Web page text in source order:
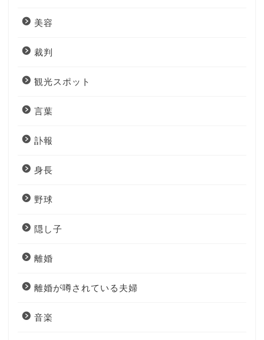
美容
裁判
観光スポット
言葉
訃報
身長
野球
隠し子
離婚
離婚が噂されている夫婦
音楽